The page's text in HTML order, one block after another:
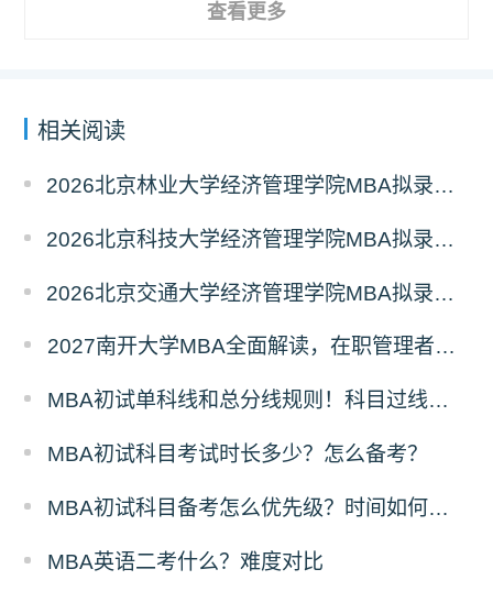
查看更多
相关阅读
2026北京林业大学经济管理学院MBA拟录取分析解读
2026北京科技大学经济管理学院MBA拟录取分析解读
2026北京交通大学经济管理学院MBA拟录取分析解读
2027南开大学MBA全面解读，在职管理者择校优选
MBA初试单科线和总分线规则！科目过线标准
MBA初试科目考试时长多少？怎么备考？
MBA初试科目备考怎么优先级？时间如何分配？
MBA英语二考什么？难度对比